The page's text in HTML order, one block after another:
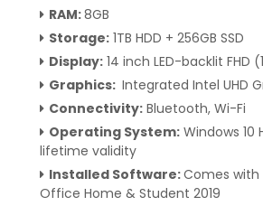
RAM:8GB
Storage:1TB HDD + 256GB SSD
Display:14 inch LED-backlit FHD
Graphics: Integrated Intel UHD
Connectivity:Bluetooth, Wi-Fi
Operating System:Windows 10
lifetime validity
Installed Software:Comes
Office Home & Student 2019